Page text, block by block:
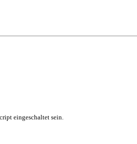
eingeschaltet sein.